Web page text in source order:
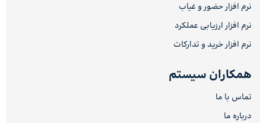
نرم افزار حضور و غیاب
نرم افزار ارزیابی عملکرد
نرم افزار خرید و تدارکات
همکاران سیستم
تماس با ما
درباره ما